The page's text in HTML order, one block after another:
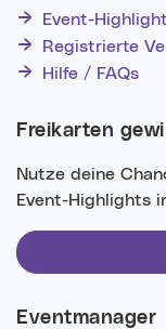
Event-
Registrierte
Hilfe / FAQs
Freikarten
Nutze deine
Event-Highlights
Eventmanager